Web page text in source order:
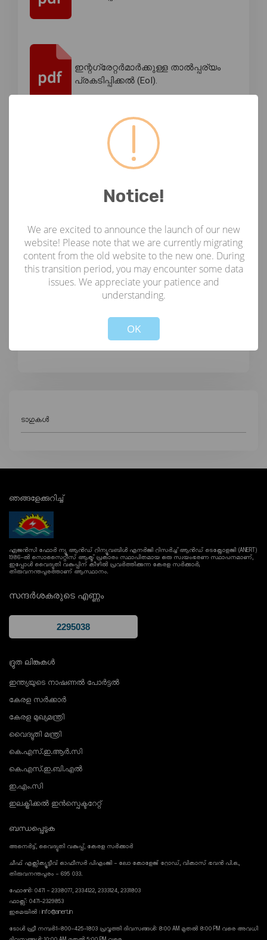
ഇന്റഗ്രേറ്റർമാർക്കുള്ള താൽപ്പര്യം
പ്രകടിപ്പിക്കൽ (EoI).
ഇതിനകം എംപാനൽ ചെയ്ത
ഏജൻസികൾക്കുള്ള
മാർഗ്ഗനിർദ്ദേശങ്ങൾ
എംപാനൽമെന്റിനായുള്ള ADDENDUM
താൽപ്പര്യം പ്രകടിപ്പിക്കൽ
അലോക്കേഷൻ
ടാഗുകൾ
ഞങ്ങളേക്കുറിച്ച്
ഏജൻസി ഫോർ ന്യൂ ആൻഡ് റിന്യൂവബിൾ എനർജി റിസർച്ച് ആൻഡ് ടെക്നോളജി (ANERT)
1986-ൽ സൊസൈറ്റീസ് ആക്ട് പ്രകാരം സ്ഥാപിതമായ ഒരു സ്വയംഭരണ സ്ഥാപനമാണ്,
ഇപ്പോൾ വൈദ്യുതി വകുപ്പിന് കീഴിൽ പ്രവർത്തിക്കുന്ന കേരള സർക്കാർ;
തിരുവനന്തപുരത്താണ് ആസ്ഥാനം.
സന്ദർശകരുടെ എണ്ണം
ദ്രുത ലിങ്കുകൾ
ഇന്ത്യയുടെ നാഷണൽ പോർട്ടൽ
കേരള സർക്കാർ
കേരള മുഖ്യമന്ത്രി
വൈദ്യുതി മന്ത്രി
കെ.എസ്.ഇ.ആർ.സി
കെ.എസ്.ഇ.ബി.എൽ
ഇ.എം.സി
ഇലക്ട്രിക്കൽ ഇൻസ്പെക്ടറേറ്റ്
ബന്ധപ്പെടുക
അനെർട്ട്, വൈദ്യുതി വകുപ്പ്, കേരള സർക്കാർ
ചീഫ് എക്സിക്യൂട്ടീവ് ഓഫീസർ പിഎംജി - ലോ കോളേജ് റോഡ്, വികാസ് ഭവൻ പി.ഒ.,
തിരുവനന്തപുരം - 695 033.
ഫോൺ: 0471 - 2338077, 2334122, 2333124, 2331803
ഫാക്സ്: 0471-2329853
ഇമെയിൽ : info@anert.in
ടോൾ ഫ്രീ നമ്പർ:1-800-425-1803 പ്രവൃത്തി ദിവസങ്ങൾ: 8:00 AM മുതൽ 8:00 PM വരെ അവധി
Notice!
We are excited to announce the launch of our new
website! Please note that we are currently migrating
content from the old website to the new one. During
this transition period, you may encounter some data
issues. We appreciate your patience and
understanding.
OK